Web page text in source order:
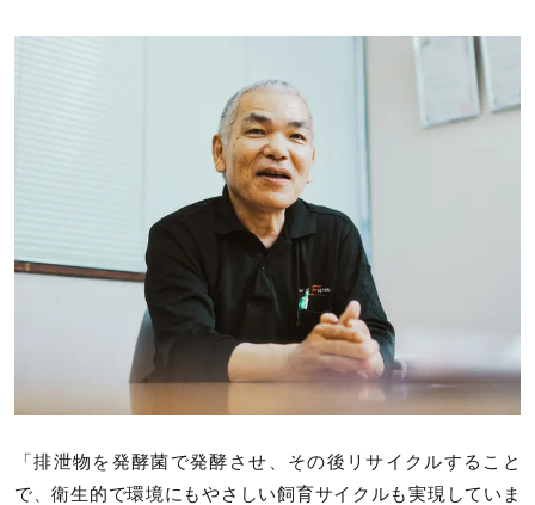
「排泄物を発酵菌で発酵させ、その後リサイクルすること
で、衛生的で環境にもやさしい飼育サイクルも実現していま